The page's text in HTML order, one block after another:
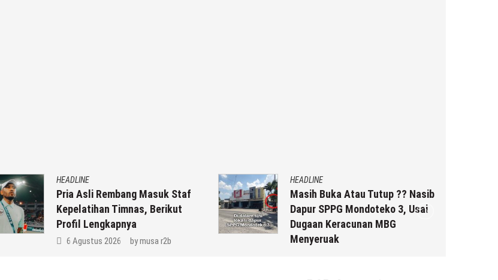
HEADLINE
Pria Asli Rembang Masuk Staf
Kepelatihan Timnas, Berikut
Profil Lengkapnya
6 Agustus 2026 bymusa r2b
HEADLINE
Masih Buka Atau Tutup ?? Nasib
Dapur SPPG Mondoteko 3, Usai
Dugaan Keracunan MBG
Menyeruak